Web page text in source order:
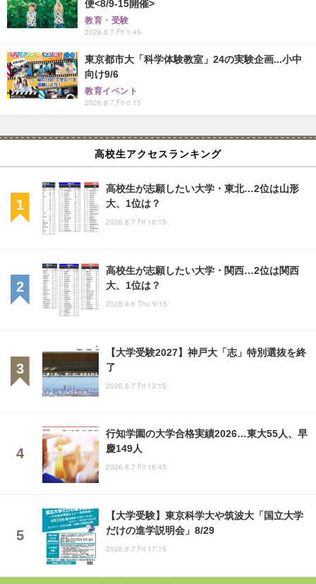
便<8/9-15開催>
教育・受験
2026.8.7 Fri 1:45
東京都市大「科学体験教室」24の実験企画...小中
向け9/6
教育イベント
2026.8.7 Fri 0:15
高校生アクセスランキング
高校生が志願したい大学・東北…2位は山形
大、1位は？
2026.8.7 Fri 10:15
高校生が志願したい大学・関西…2位は関西
大、1位は？
2026.8.6 Thu 9:15
【大学受験2027】神戸大「志」特別選抜を終
了
2026.8.7 Fri 13:15
行知学園の大学合格実績2026…東大55人、早
慶149人
2026.8.7 Fri 18:45
【大学受験】東京科学大や筑波大「国立大学
だけの進学説明会」8/29
2026.8.7 Fri 17:15